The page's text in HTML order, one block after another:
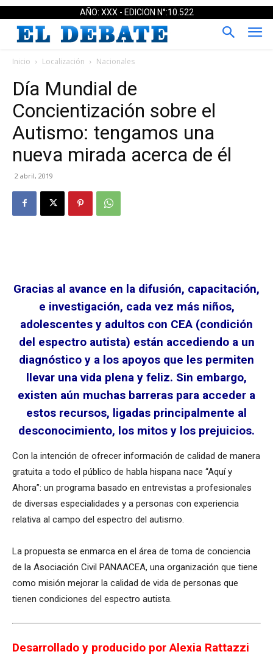
AÑO: XXX - EDICION N°:10.522
Inicio Localización Nacionales
Día Mundial de
Concientización sobre el
Autismo: tengamos una
nueva mirada acerca de él
2 abril, 2019
Gracias al avance en la difusión, capacitación,
e investigación, cada vez más niños,
adolescentes y adultos con CEA (condición
del espectro autista) están accediendo a un
diagnóstico y a los apoyos que les permiten
llevar una vida plena y feliz. Sin embargo,
existen aún muchas barreras para acceder a
estos recursos, ligadas principalmente al
desconocimiento, los mitos y los prejuicios.
Con la intención de ofrecer información de calidad de manera
gratuita a todo el público de habla hispana nace “Aquí y
Ahora”: un programa basado en entrevistas a profesionales
de diversas especialidades y a personas con experiencia
relativa al campo del espectro del autismo.
La propuesta se enmarca en el área de toma de conciencia
de la Asociación Civil PANAACEA, una organización que tiene
como misión mejorar la calidad de vida de personas que
tienen condiciones del espectro autista.
Desarrollado y producido por Alexia Rattazzi